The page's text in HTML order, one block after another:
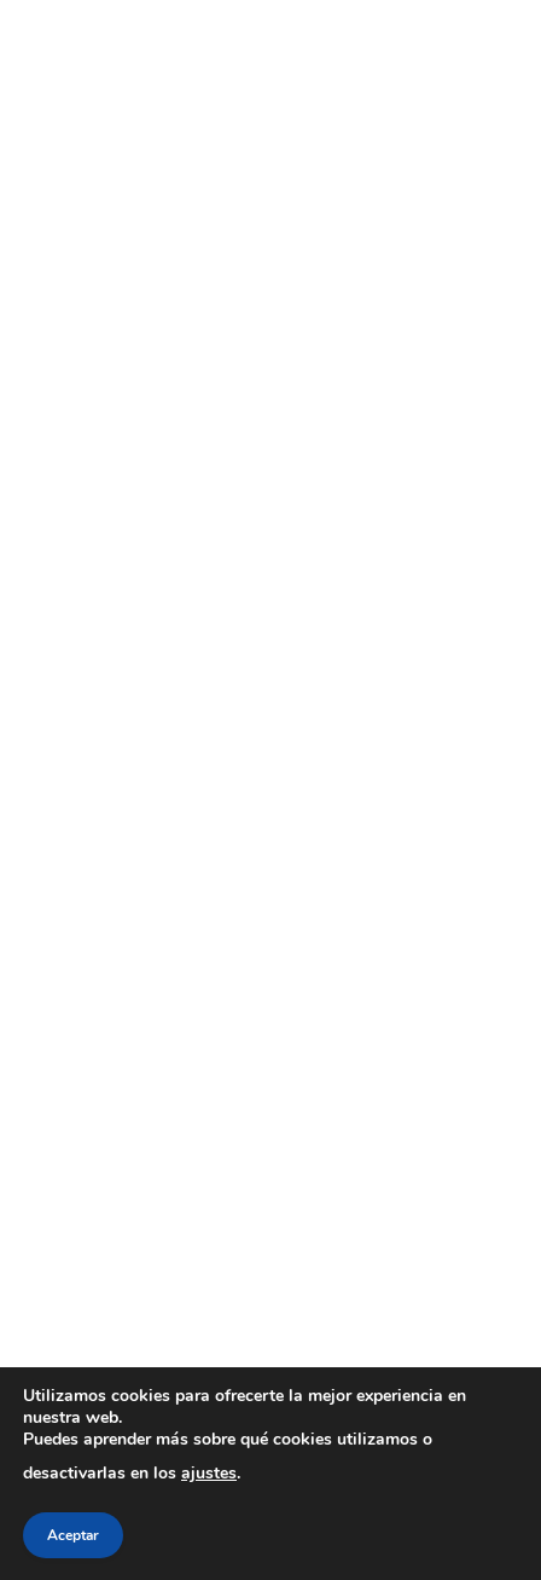
Utilizamos cookies para ofrecerte la mejor experiencia en
nuestra web.
Puedes aprender más sobre qué cookies utilizamos o
desactivarlas en los ajustes.
Aceptar